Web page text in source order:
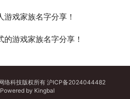
戏家族名字分享！
游戏家族名字分享！
络科技版权所有 沪ICP备2024044482
Powered by Kingbal